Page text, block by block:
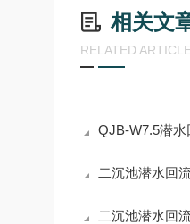
相关文
RELATED
QJB-W7.5潜水回流泵
二沉池潜水回
二沉池潜水回